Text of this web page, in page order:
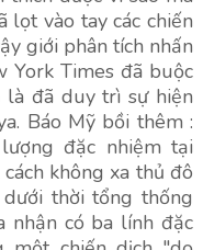
lọt vào tay các chiến
giới phân tích nhấn
York Times đã buộc
là đã duy trì sự hiện
Báo Mỹ bồi thêm :
đặc nhiệm tại
không xa thủ đô
thời tổng thống
nhận có ba lính đặc